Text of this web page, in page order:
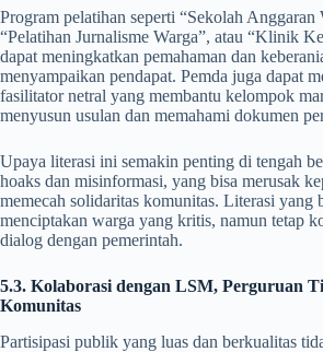
Program pelatihan seperti “Sekolah Anggaran
“Pelatihan Jurnalisme Warga”, atau “Klinik
dapat meningkatkan pemahaman dan
menyampaikan pendapat. Pemda juga dapat
fasilitator netral yang membantu kelompok
menyusun usulan dan memahami dokumen
Upaya literasi ini semakin penting di tengah
hoaks dan misinformasi, yang bisa merusak
memecah solidaritas komunitas. Literasi yang
menciptakan warga yang kritis, namun tetap
dialog dengan pemerintah.
5.3. Kolaborasi dengan LSM, Perguruan
Komunitas
Partisipasi publik yang luas dan berkualitas